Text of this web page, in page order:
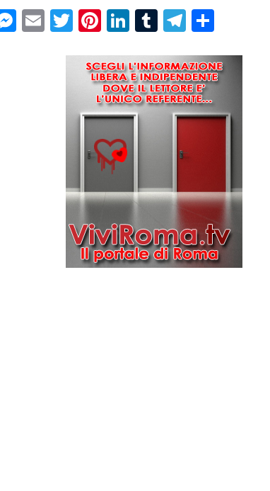
Messenger
EmailTwitter
Pinterest
LinkedIn
TumblrTelegram